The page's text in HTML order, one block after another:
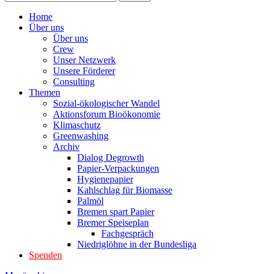
Home
Über uns
Über uns
Crew
Unser Netzwerk
Unsere Förderer
Consulting
Themen
Sozial-ökologischer Wandel
Aktionsforum Bioökonomie
Klimaschutz
Greenwashing
Archiv
Dialog Degrowth
Papier-Verpackungen
Hygienepapier
Kahlschlag für Biomasse
Palmöl
Bremen spart Papier
Bremer Speiseplan
Fachgespräch
Niedriglöhne in der Bundesliga
Spenden